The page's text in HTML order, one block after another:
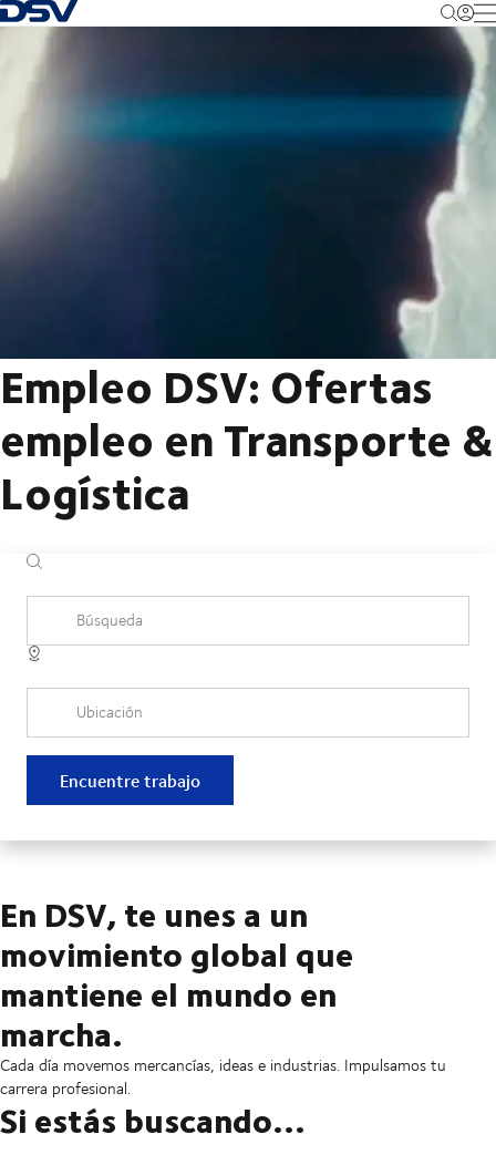
Volver a la página principal
Empleo DSV: Ofertas
empleo en Transporte &
Logística
Búsqueda
Ubicación
Encuentre trabajo
En DSV, te unes a un
movimiento global que
mantiene el mundo en
marcha.
Cada día movemos mercancías, ideas e industrias. Impulsamos tu
carrera profesional.
Si estás buscando...